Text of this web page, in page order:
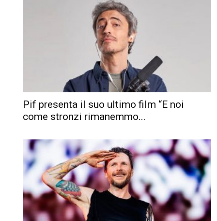
Pif presenta il suo ultimo film “E noi
come stronzi rimanemmo...